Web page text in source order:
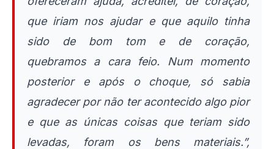
que iriam nos ajudar e que aquilo tinha
sido de bom tom e de coração,
quebramos a cara feio. Num momento
posterior e após o choque, só sabia
agradecer por não ter acontecido algo pior
e que as únicas coisas que teriam sido
levadas, foram os bens materiais.”,